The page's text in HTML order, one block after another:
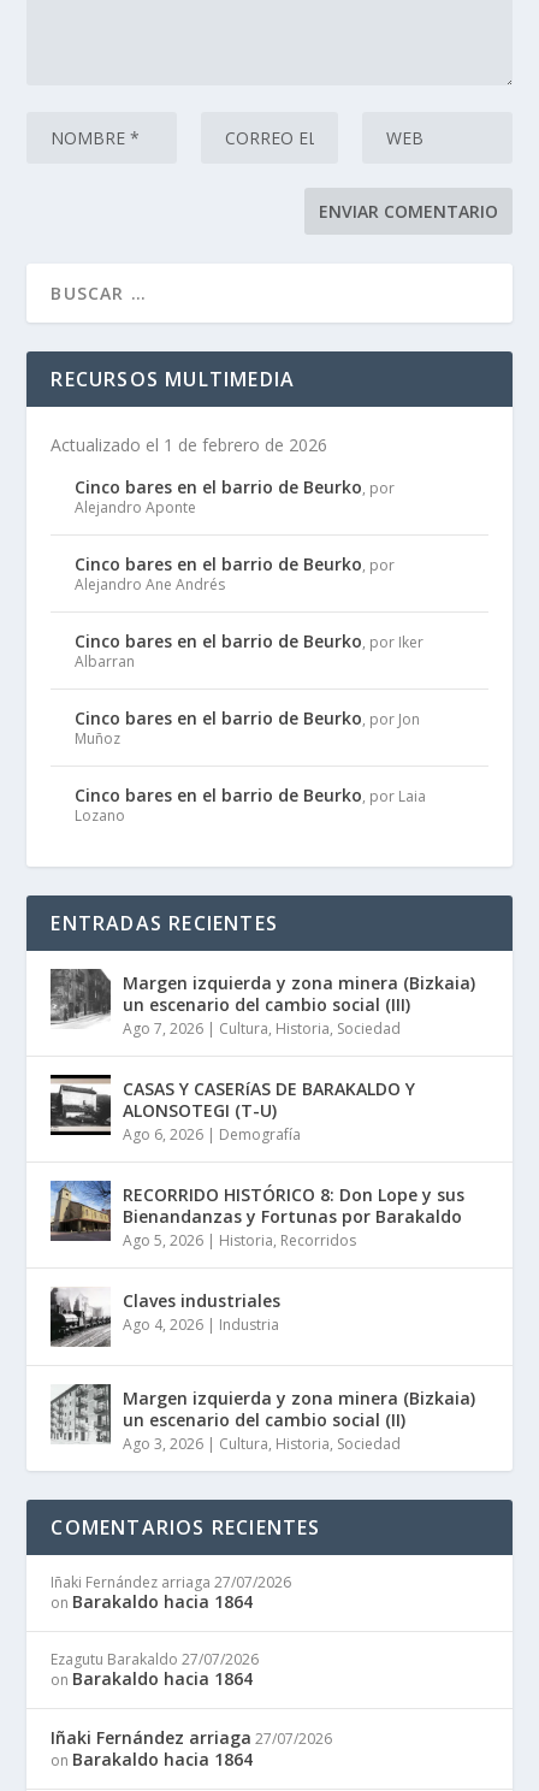
RECURSOS MULTIMEDIA
Actualizado el 1 de febrero de 2026
Cinco bares en el barrio de Beurko, por
Alejandro Aponte
Cinco bares en el barrio de Beurko, por
Alejandro Ane Andrés
Cinco bares en el barrio de Beurko, por Iker
Albarran
Cinco bares en el barrio de Beurko, por Jon
Muñoz
Cinco bares en el barrio de Beurko, por Laia
Lozano
ENTRADAS RECIENTES
Margen izquierda y zona minera (Bizkaia)
un escenario del cambio social (III)
Ago 7, 2026 | Cultura, Historia, Sociedad
CASAS Y CASERíAS DE BARAKALDO Y
ALONSOTEGI (T-U)
Ago 6, 2026 | Demografía
RECORRIDO HISTÓRICO 8: Don Lope y sus
Bienandanzas y Fortunas por Barakaldo
Ago 5, 2026 | Historia, Recorridos
Claves industriales
Ago 4, 2026 | Industria
Margen izquierda y zona minera (Bizkaia)
un escenario del cambio social (II)
Ago 3, 2026 | Cultura, Historia, Sociedad
COMENTARIOS RECIENTES
Iñaki Fernández arriaga 27/07/2026
on Barakaldo hacia 1864
Ezagutu Barakaldo 27/07/2026
on Barakaldo hacia 1864
Iñaki Fernández arriaga 27/07/2026
on Barakaldo hacia 1864